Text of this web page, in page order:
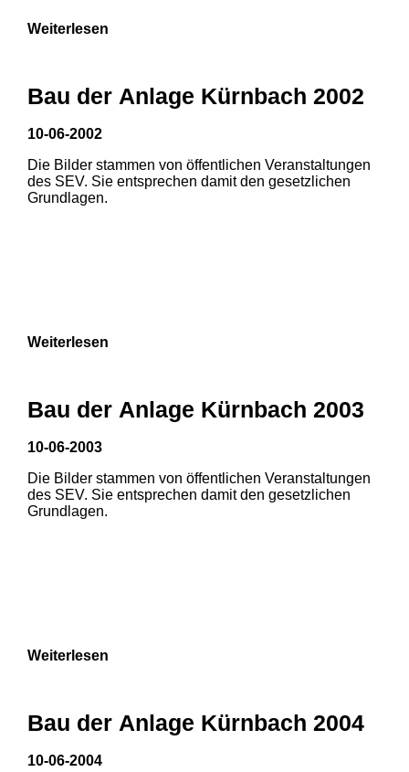
Weiterlesen
Bau der Anlage Kürnbach 2002
10-06-2002
Die Bilder stammen von öffentlichen Veranstaltungen
des SEV. Sie entsprechen damit den gesetzlichen
Grundlagen.
Weiterlesen
Bau der Anlage Kürnbach 2003
10-06-2003
Die Bilder stammen von öffentlichen Veranstaltungen
des SEV. Sie entsprechen damit den gesetzlichen
Grundlagen.
Weiterlesen
Bau der Anlage Kürnbach 2004
10-06-2004